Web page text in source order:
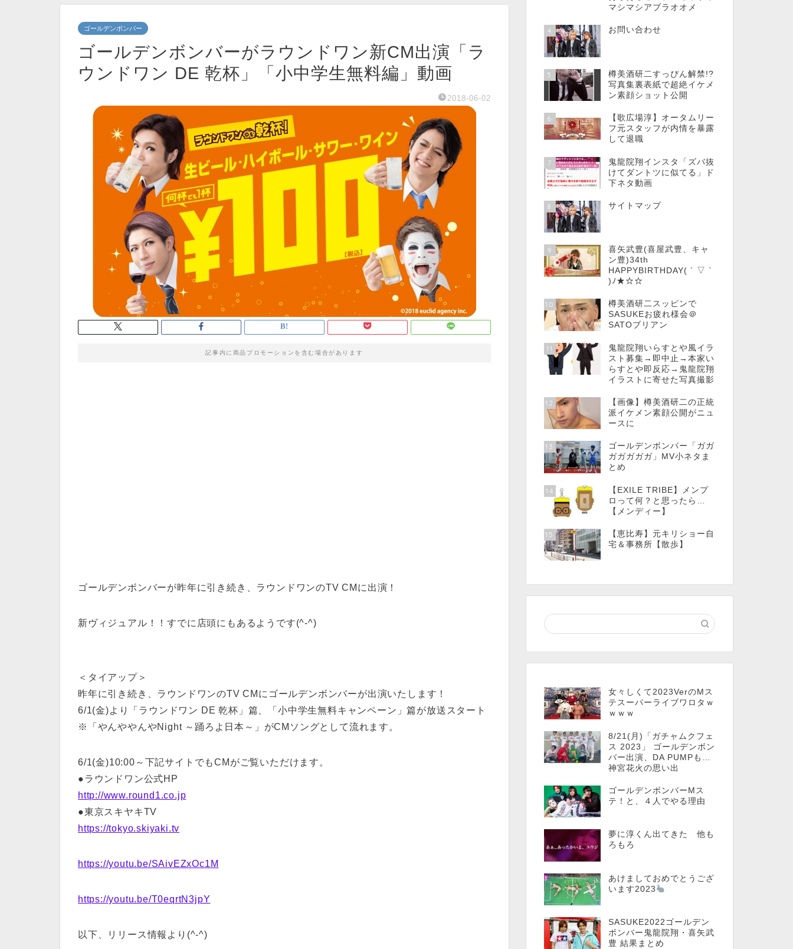
ゴールデンボンバー
ゴールデンボンバーがラウンドワン新CM出演「ラ
ウンドワン DE 乾杯」「小中学生無料編」動画
2018-06-02
記事内に商品プロモーションを含む場合があります
ゴールデンボンバーが昨年に引き続き、ラウンドワンのTV CMに出演！
新ヴィジュアル！！すでに店頭にもあるようです(^-^)
＜タイアップ＞
昨年に引き続き、ラウンドワンのTV CMにゴールデンボンバーが出演いたします！
6/1(金)より「ラウンドワン DE 乾杯」篇、「小中学生無料キャンペーン」篇が放送スタート
※「やんややんやNight ～踊ろよ日本～」がCMソングとして流れます。
6/1(金)10:00～下記サイトでもCMがご覧いただけます。
●ラウンドワン公式HP
http://www.round1.co.jp
●東京スキヤキTV
https://tokyo.skiyaki.tv
https://youtu.be/SAivEZxOc1M
https://youtu.be/T0eqrtN3jpY
以下、リリース情報より(^-^)
マシマシアブラオオメ
4 お問い合わせ
5
樽美酒研二すっぴん解禁!?
写真集裏表紙で超絶イケメ
ン素顔ショット公開
6
【歌広場淳】オータムリー
フ元スタッフが内情を暴露
して退職
7
鬼龍院翔インスタ「ズバ抜
けてダントツに似てる」ド
下ネタ動画
8 サイトマップ
9
喜矢武豊(喜屋武豊、キャ
ン豊)34th
HAPPYBIRTHDAY( ´ ▽ `
)ﾉ★☆☆
10
樽美酒研二スッピンで
SASUKEお疲れ様会＠
SATOブリアン
11
鬼龍院翔いらすとや風イラ
スト募集→即中止→本家い
らすとや即反応→鬼龍院翔
イラストに寄せた写真撮影
12
【画像】樽美酒研二の正統
派イケメン素顔公開がニュ
ースに
13
ゴールデンボンバー「ガガ
ガガガガガ」MV小ネタま
とめ
14
【EXILE TRIBE】メンプ
ロって何？と思ったら…
【メンディー】
15
【恵比寿】元キリショー自
宅＆事務所【散歩】
女々しくて2023VerのMス
テスーパーライブワロタｗ
ｗｗｗ
8/21(月)「ガチャムクフェ
ス 2023」 ゴールデンボン
バー出演、DA PUMPも…
神宮花火の思い出
ゴールデンボンバーMス
テ！と、４人でやる理由
夢に淳くん出てきた 他も
ろもろ
あけましておめでとうござ
います2023
SASUKE2022ゴールデン
ボンバー鬼龍院翔・喜矢武
豊 結果まとめ